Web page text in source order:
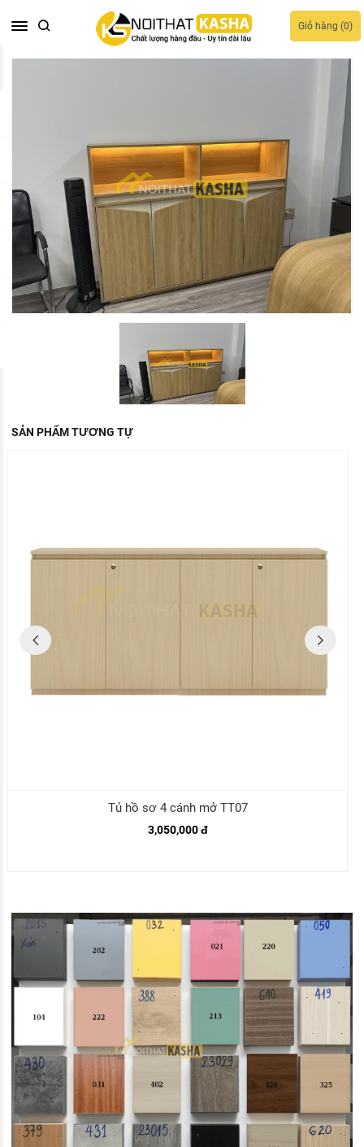
Giỏ hàng (0)
SẢN PHẨM TƯƠNG TỰ
Tủ hồ sơ 4 cánh mở TT07
3,050,000 đ